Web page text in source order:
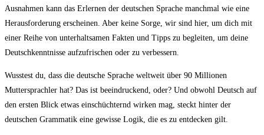
Ausnahmen kann ​das Erlernen ‍der deutschen Sprache manchmal ⁣wie eine
Herausforderung ‍erscheinen. Aber keine Sorge, wir sind hier, um dich mit
einer Reihe⁣ von unterhaltsamen Fakten​ und Tipps zu begleiten,‍ um deine
Deutschkenntnisse aufzufrischen oder⁤ zu verbessern.
Wusstest du, dass die deutsche Sprache weltweit über 90 Millionen
⁢Muttersprachler hat? Das ist beeindruckend, oder? Und obwohl Deutsch auf
den ersten Blick etwas​ einschüchternd wirken mag, steckt hinter der
deutschen Grammatik eine gewisse Logik, die es zu entdecken gilt.